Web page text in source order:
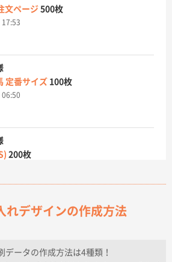
文ページ 500枚
17:53
定番サイズ 100枚
06:50
200枚
が可能で価格が妥当なこと
ー ダブルポケット
す。
れデザインの作成方法
データの作成方法は4種類！